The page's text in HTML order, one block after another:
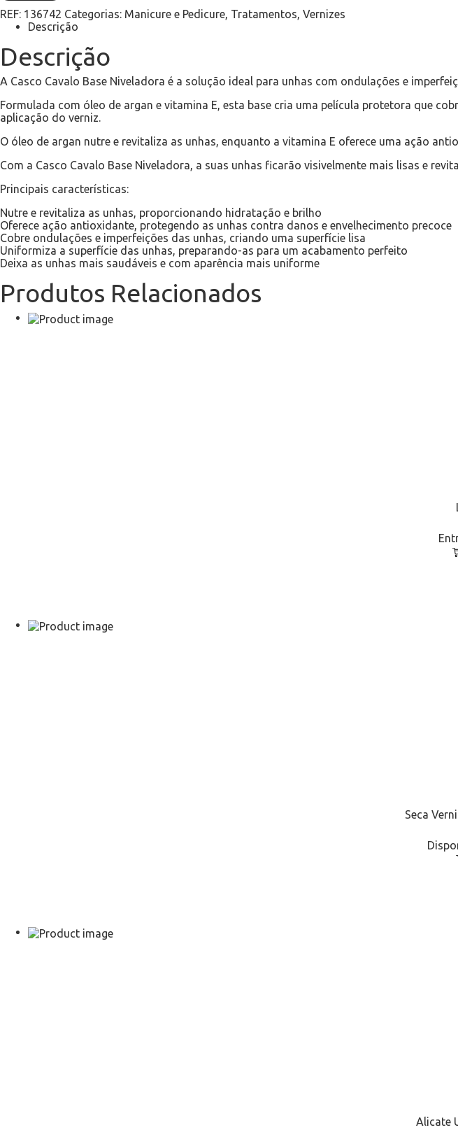
REF: 136742 Categorias: Manicure e Pedicure, Tratamentos, Vernizes
Descrição
Descrição
A Casco Cavalo Base Niveladora é a solução ideal para unhas com ondulações e
Formulada com óleo de argan e vitamina E, esta base cria uma película protetora que
aplicação do verniz.
O óleo de argan nutre e revitaliza as unhas, enquanto a vitamina E oferece uma ação
Com a Casco Cavalo Base Niveladora, a suas unhas ficarão visivelmente mais lisas e
Principais características:
Nutre e revitaliza as unhas, proporcionando hidratação e brilho
Oferece ação antioxidante, protegendo as unhas contra danos e envelhecimento precoce
Cobre ondulações e imperfeições das unhas, criando uma superfície lisa
Uniformiza a superfície das unhas, preparando-as para um acabamento perfeito
Deixa as unhas mais saudáveis e com aparência mais uniforme
Produtos Relacionados
Seca
Alicate